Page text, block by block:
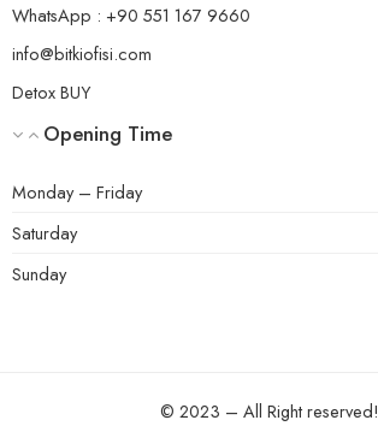
WhatsApp : +90 551 167 9660
info@bitkiofisi.com
Detox BUY
Opening Time
Monday – Friday
Saturday
Sunday
© 2023 – All Right reserved!